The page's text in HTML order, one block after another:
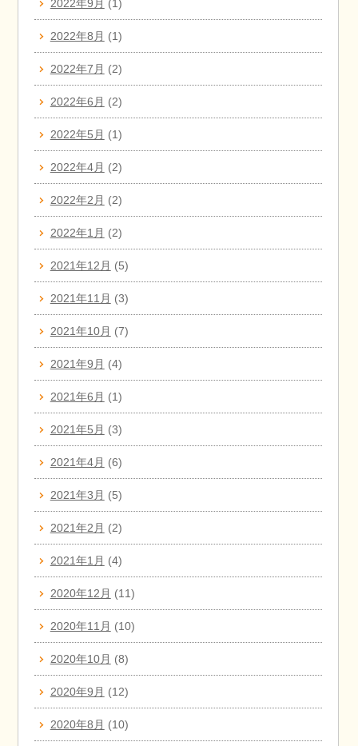
2022年9月 (1)
2022年8月 (1)
2022年7月 (2)
2022年6月 (2)
2022年5月 (1)
2022年4月 (2)
2022年2月 (2)
2022年1月 (2)
2021年12月 (5)
2021年11月 (3)
2021年10月 (7)
2021年9月 (4)
2021年6月 (1)
2021年5月 (3)
2021年4月 (6)
2021年3月 (5)
2021年2月 (2)
2021年1月 (4)
2020年12月 (11)
2020年11月 (10)
2020年10月 (8)
2020年9月 (12)
2020年8月 (10)